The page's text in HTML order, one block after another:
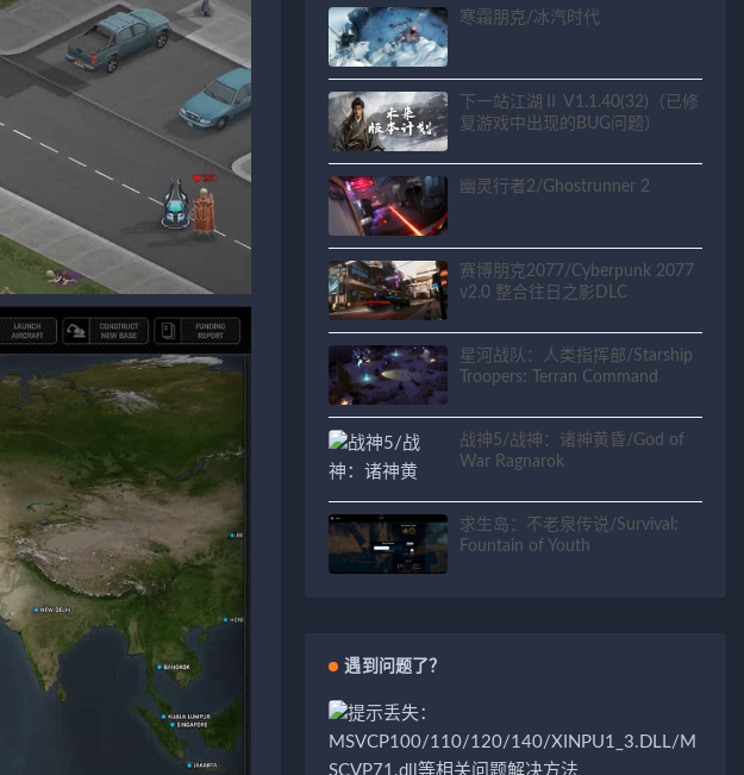
寒霜朋克/冰汽时代
下一站江湖Ⅱ V1.1.40(32)（已修
复游戏中出现的BUG问题）
幽灵行者2/Ghostrunner 2
赛博朋克2077/Cyberpunk 2077
v2.0 整合往日之影DLC
星河战队：人类指挥部/Starship
Troopers: Terran Command
战神5/战神：诸神黄昏/God of
War Ragnarok
求生岛：不老泉传说/Survival:
Fountain of Youth
遇到问题了？